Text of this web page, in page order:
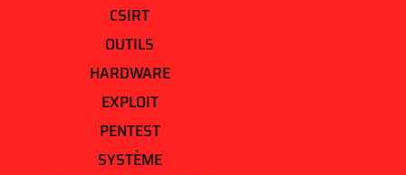
CSIRT
OUTILS
HARDWARE
EXPLOIT
PENTEST
SYSTÈME